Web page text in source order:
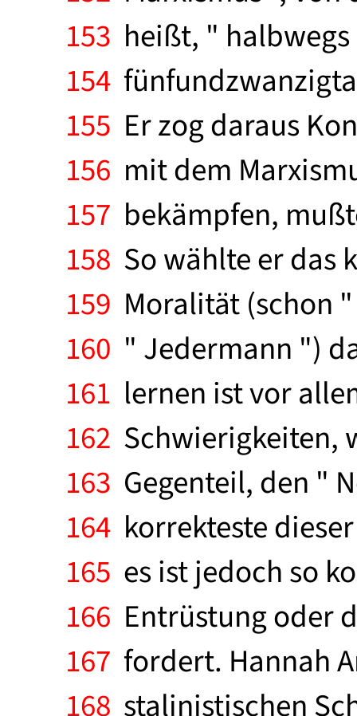
153 heißt, "
154
155 Er zog daraus
156 mit dem
157 bekämpfen,
158 So wählte er das
159 Moralität (schon
160 " Jedermann ")
161 lernen ist vor
162 Schwierigkeiten,
163 Gegenteil, den "
164 korrekteste
165 es ist jedoch so
166 Entrüstung oder
167 fordert. Hannah
168 stalinistischen